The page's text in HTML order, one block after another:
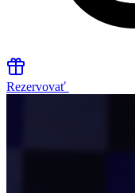
Rezervovať